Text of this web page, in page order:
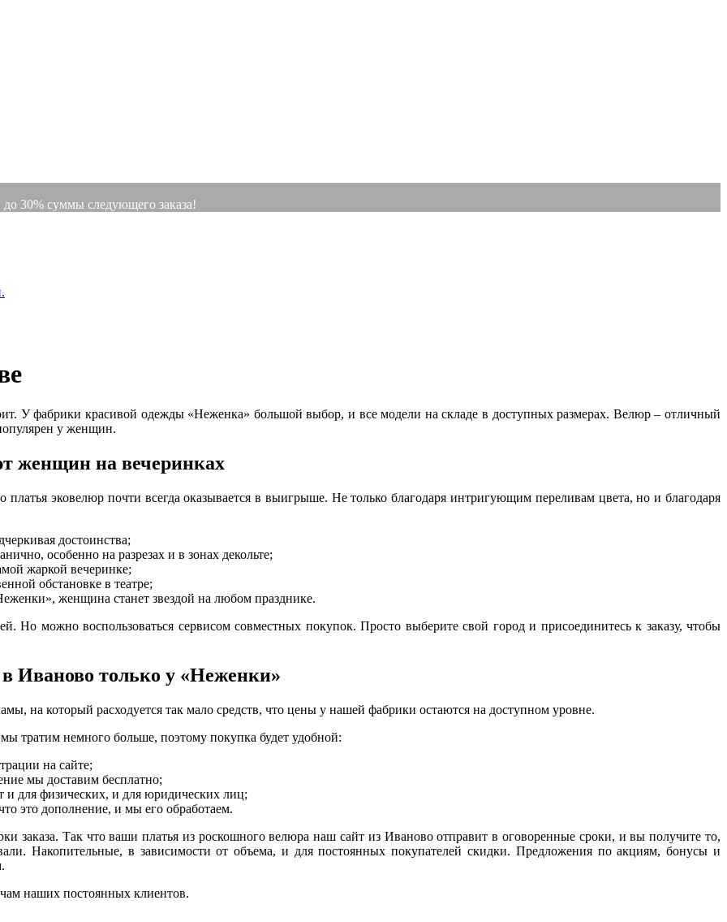
30% суммы следующего заказа!
У фабрики красивой одежды «Неженка» большой выбор, и все модели на складе в доступных размерах. Велюр – отличный
у женщин.
женщин на вечеринках
эковелюр почти всегда оказывается в выигрыше. Не только благодаря интригующим переливам цвета, но и благодаря
достоинства;
особенно на разрезах и в зонах декольте;
жаркой вечеринке;
обстановке в театре;
женщина станет звездой на любом празднике.
Но можно воспользоваться сервисом совместных покупок. Просто выберите свой город и присоединитесь к заказу, чтобы
Иваново только у «Неженки»
на который расходуется так мало средств, что цены у нашей фабрики остаются на доступном уровне.
тратим немного больше, поэтому покупка будет удобной:
на сайте;
мы доставим бесплатно;
для физических, и для юридических лиц;
это дополнение, и мы его обработаем.
заказа. Так что ваши платья из роскошного велюра наш сайт из Иваново отправит в оговоренные сроки, и вы получите то,
Накопительные, в зависимости от объема, и для постоянных покупателей скидки. Предложения по акциям, бонусы и
наших постоянных клиентов.